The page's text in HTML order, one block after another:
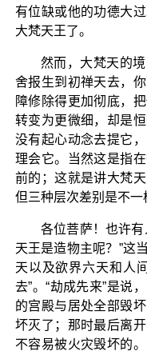
有位缺或他的功德大
大梵天王了。
然而，大梵天的
舍报生到初禅天去，
障修除得更加彻底，
转变为更微细，却是
没有起心动念去提它
理会它。当然这是指
前的；这就是讲大梵
但三种层次差别是不一
各位菩萨！也许
天王是造物主呢？”这
天以及欲界六天和人
去”。“劫成先来”是说
的宫殿与居处全部毁
坏灭了；那时最后离
不容易被火灾毁坏的